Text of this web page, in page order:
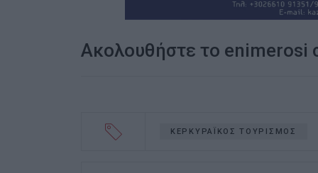
Ακολουθήστε το enimerosi
ΚΕΡΚΥΡΑΪΚΟΣ ΤΟΥΡΙΣΜΟΣ